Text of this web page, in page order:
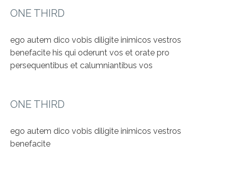
ONE THIRD
ego autem dico vobis diligite inimicos vestros
benefacite his qui oderunt vos et orate pro
persequentibus et calumniantibus vos
ONE THIRD
ego autem dico vobis diligite inimicos vestros
benefacite